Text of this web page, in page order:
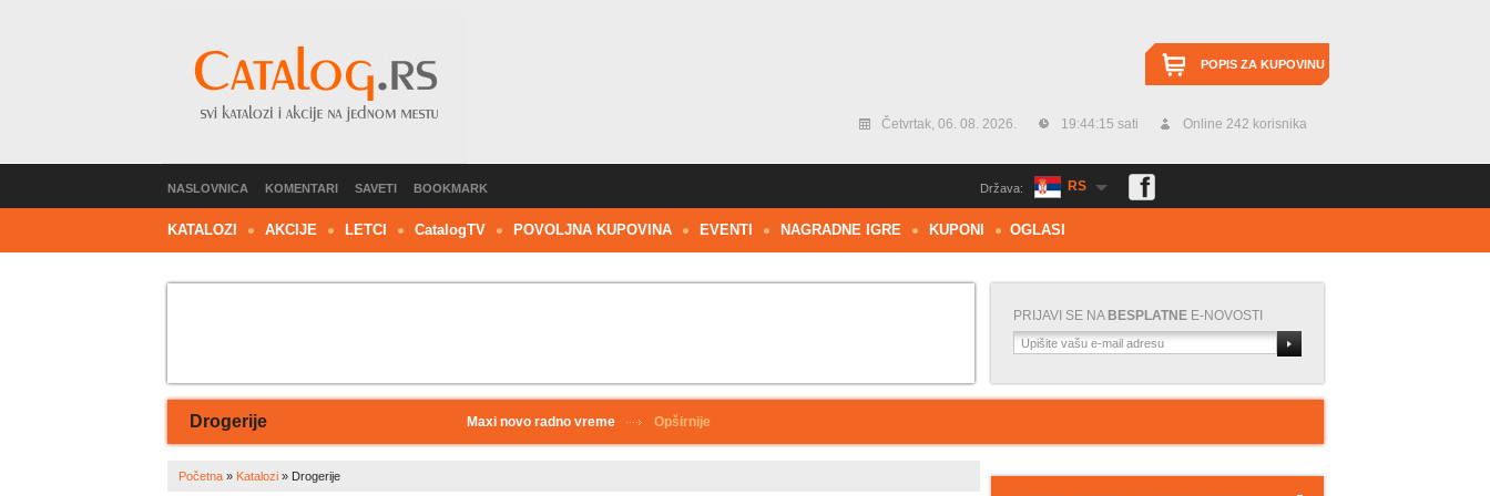
RS
Država:
POPIS ZA KUPOVINU
Četvrtak, 06. 08. 2026. 19:44:15 sati Online 242 korisnika
NASLOVNICA KOMENTARI SAVETI BOOKMARK
KATALOZI AKCIJE LETCI CatalogTV POVOLJNA KUPOVINA EVENTI NAGRADNE IGRE KUPONI OGLASI
PRIJAVI SE NA BESPLATNE E-NOVOSTI
Drogerije Maxi novo radno vreme Opširnije
Početna» Katalozi» Drogerije